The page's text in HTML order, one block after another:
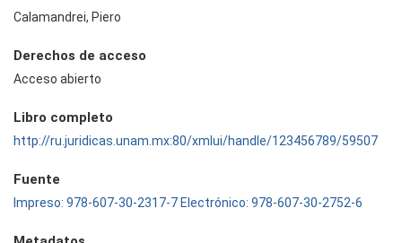
Calamandrei, Piero
Derechos de acceso
Acceso abierto
Libro completo
http://ru.juridicas.unam.mx:80/xmlui/handle/123456789/59507
Fuente
Impreso: 978-607-30-2317-7 Electrónico: 978-607-30-2752-6